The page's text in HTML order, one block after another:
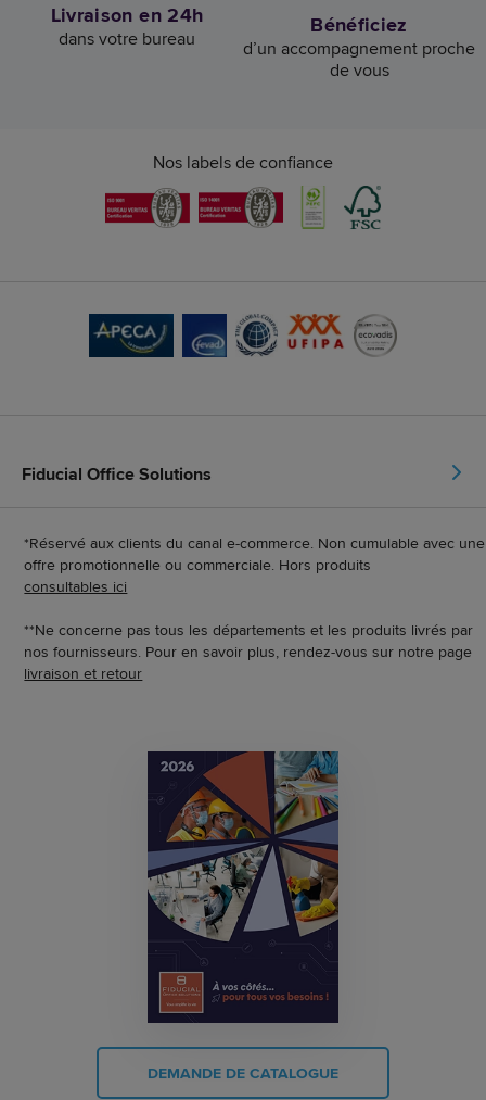
Livraison en 24h
dans votre bureau Bénéficiez
d’un accompagnement proche
de vous
Nos labels de confiance
Fiducial Office Solutions
*Réservé aux clients du canal e-commerce. Non cumulable avec une
offre promotionnelle ou commerciale. Hors produits
consultables ici
**Ne concerne pas tous les départements et les produits livrés par
nos fournisseurs. Pour en savoir plus, rendez-vous sur notre page
livraison et retour
DEMANDE DE CATALOGUE